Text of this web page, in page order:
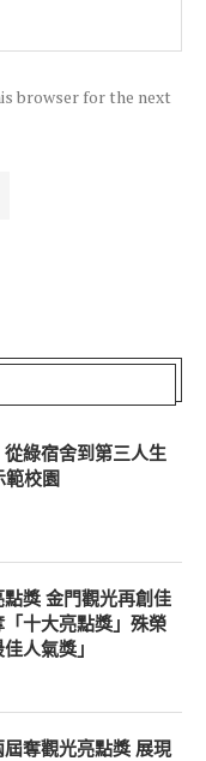
browser for the next
綠宿舍到第三人生
校園
獎 金門觀光再創佳
十大亮點獎」殊榮
人氣獎」
奪觀光亮點獎 展現